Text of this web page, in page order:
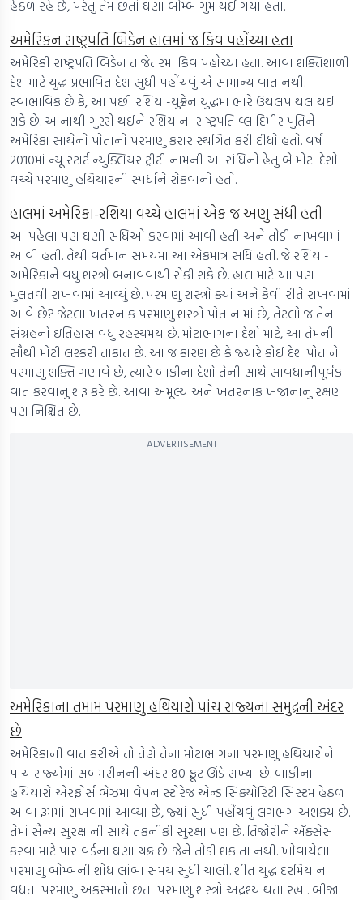
હેઠળ રહે છે, પરંતુ તેમ છતાં ઘણા બોમ્બ ગુમ થઈ ગયા હતા.
અમેરિકન રાષ્ટ્રપતિ બિડેન હાલમાં જ કિવ પહોંચ્યા હતા
અમેરિકી રાષ્ટ્રપતિ બિડેન તાજેતરમાં કિવ પહોંચ્યા હતા. આવા શક્તિશાળી
દેશ માટે યુદ્ધ પ્રભાવિત દેશ સુધી પહોંચવું એ સામાન્ય વાત નથી.
સ્વાભાવિક છે કે, આ પછી રશિયા-યુક્રેન યુદ્ધમાં ભારે ઉથલપાથલ થઈ
શકે છે. આનાથી ગુસ્સે થઈને રશિયાના રાષ્ટ્રપતિ વ્લાદિમીર પુતિને
અમેરિકા સાથેનો પોતાનો પરમાણુ કરાર સ્થગિત કરી દીધો હતો. વર્ષ
2010માં ન્યૂ સ્ટાર્ટ ન્યુક્લિયર ટ્રીટી નામની આ સંધિનો હેતુ બે મોટા દેશો
વચ્ચે પરમાણુ હથિયારની સ્પર્ધાને રોકવાનો હતો.
હાલમાં અમેરિકા-રશિયા વચ્ચે હાલમાં એક જ અણુ સંધી હતી
આ પહેલા પણ ઘણી સંધિઓ કરવામાં આવી હતી અને તોડી નાખવામાં
આવી હતી. તેથી વર્તમાન સમયમાં આ એકમાત્ર સંધિ હતી. જે રશિયા-
અમેરિકાને વધુ શસ્ત્રો બનાવવાથી રોકી શકે છે. હાલ માટે આ પણ
મુલતવી રાખવામાં આવ્યું છે. પરમાણુ શસ્ત્રો ક્યાં અને કેવી રીતે રાખવામાં
આવે છે? જેટલા ખતરનાક પરમાણુ શસ્ત્રો પોતાનામાં છે, તેટલો જ તેના
સંગ્રહનો ઇતિહાસ વધુ રહસ્યમય છે. મોટાભાગના દેશો માટે, આ તેમની
સૌથી મોટી લશ્કરી તાકાત છે. આ જ કારણ છે કે જ્યારે કોઈ દેશ પોતાને
પરમાણુ શક્તિ ગણાવે છે, ત્યારે બાકીના દેશો તેની સાથે સાવધાનીપૂર્વક
વાત કરવાનું શરૂ કરે છે. આવા અમૂલ્ય અને ખતરનાક ખજાનાનું રક્ષણ
પણ નિશ્ચિત છે.
ADVERTISEMENT
અમેરિકાના તમામ પરમાણુ હથિયારો પાંચ રાજ્યના સમુદ્રની અંદર
છે
અમેરિકાની વાત કરીએ તો તેણે તેના મોટાભાગના પરમાણુ હથિયારોને
પાંચ રાજ્યોમાં સબમરીનની અંદર 80 ફૂટ ઊંડે રાખ્યા છે. બાકીના
હથિયારો એરફોર્સ બેઝમાં વેપન સ્ટોરેજ એન્ડ સિક્યોરિટી સિસ્ટમ હેઠળ
આવા રૂમમાં રાખવામાં આવ્યા છે, જ્યાં સુધી પહોંચવું લગભગ અશક્ય છે.
તેમાં સૈન્ય સુરક્ષાની સાથે તકનીકી સુરક્ષા પણ છે. તિજોરીને ઍક્સેસ
કરવા માટે પાસવર્ડના ઘણા ચક્ર છે. જેને તોડી શકાતા નથી. ખોવાયેલા
પરમાણુ બોમ્બની શોધ લાંબા સમય સુધી ચાલી. શીત યુદ્ધ દરમિયાન
વધતા પરમાણુ અકસ્માતો છતાં પરમાણુ શસ્ત્રો અદ્રશ્ય થતા રહ્યા. બીજા